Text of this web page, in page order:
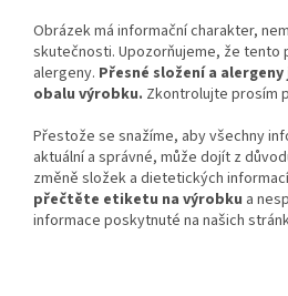
Obrázek má informační charakter,
skutečnosti. Upozorňujeme, že tento
alergeny. Přesné složení a
obalu výrobku. Zkontrolujte prosím
Přestože se snažíme, aby všechny
aktuální a správné, může dojít z
změně složek a dietetických
přečtěte etiketu na výrobku a
informace poskytnuté na našich